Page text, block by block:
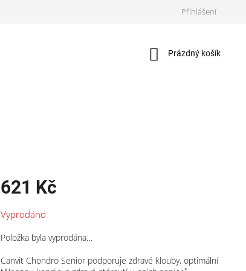
Přihlášení
Nákupní
Prázdný košík
621 Kč
cena:
Vyprodáno
Položka byla vyprodána…
Canvit Chondro Senior podporuje zdravé klouby, optimální